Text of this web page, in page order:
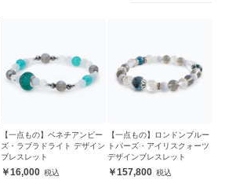
【一点もの】ベネチアンビー
ズ・ラブラドライト デザイン
ブレスレット
16,000
【一点もの】ロンドンブルー
トパーズ・アイリスクォーツ
デザインブレスレット
157,800